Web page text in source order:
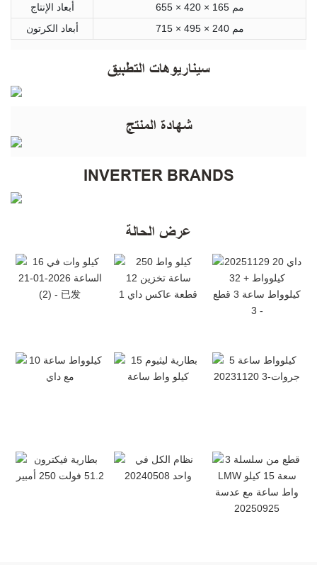
أبعاد الإنتاج
655 × 420 × 165 مم
أبعاد الكرتون
715 × 495 × 240 مم
سيناريوهات التطبيق
شهادة المنتج
INVERTER BRANDS
عرض الحالة